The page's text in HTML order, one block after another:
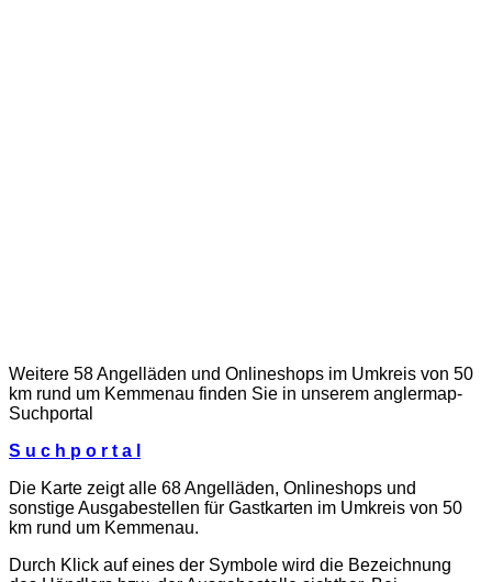
Weitere 58 Angelläden und Onlineshops im Umkreis von 50
km rund um Kemmenau finden Sie in unserem anglermap-
Suchportal
S u c h p o r t a l
Die Karte zeigt alle 68 Angelläden, Onlineshops und
sonstige Ausgabestellen für Gastkarten im Umkreis von 50
km rund um Kemmenau.
Durch Klick auf eines der Symbole wird die Bezeichnung